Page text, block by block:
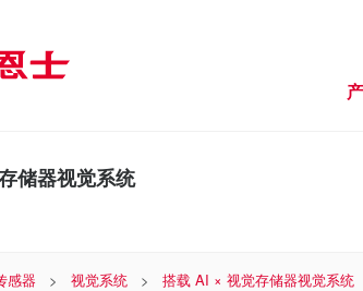
储器视觉系统
感器 视觉系统 搭载 AI × 视觉存储器视觉系统